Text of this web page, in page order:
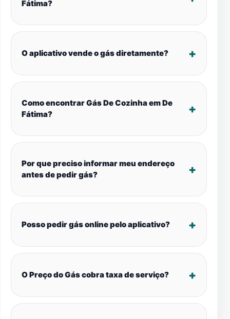
Fátima?
O aplicativo vende o gás diretamente?
Como encontrar Gás De Cozinha em De
Fátima?
Por que preciso informar meu endereço
antes de pedir gás?
Posso pedir gás online pelo aplicativo?
O Preço do Gás cobra taxa de serviço?